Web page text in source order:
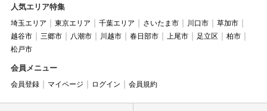
人気エリア特集
埼玉エリア 東京エリア 千葉エリア さいたま市 川口市
草加市
越谷市
三郷市 八潮市 川越市 春日部市 上尾市 足立区
柏市
松戸市
会員メニュー
会員登録 マイページ ログイン 会員規約